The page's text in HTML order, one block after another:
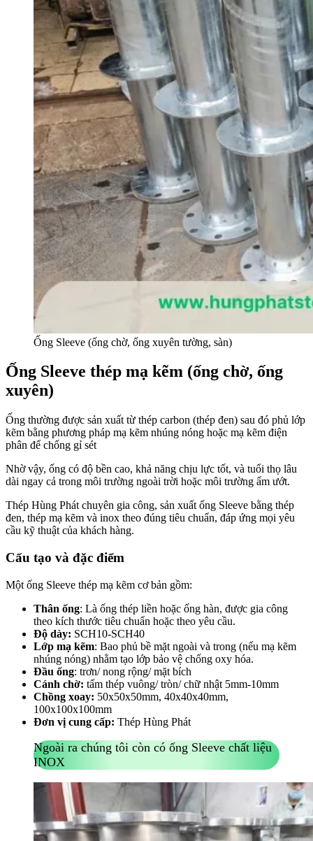
Ống Sleeve (ống chờ, ống xuyên tường, sàn)
Ống Sleeve thép mạ kẽm (ống chờ, ống
xuyên)
Ống thường được sản xuất từ thép carbon (thép đen) sau đó phủ lớp
kẽm bằng phương pháp mạ kẽm nhúng nóng hoặc mạ kẽm điện
phân để chống gỉ sét
Nhờ vậy, ống có độ bền cao, khả năng chịu lực tốt, và tuổi thọ lâu
dài ngay cả trong môi trường ngoài trời hoặc môi trường ẩm ướt.
Thép Hùng Phát chuyên gia công, sản xuất ống Sleeve bằng thép
đen, thép mạ kẽm và inox theo đúng tiêu chuẩn, đáp ứng mọi yêu
cầu kỹ thuật của khách hàng.
Cấu tạo và đặc điểm
Một ống Sleeve thép mạ kẽm cơ bản gồm:
Thân ống: Là ống thép liền hoặc ống hàn, được gia công
theo kích thước tiêu chuẩn hoặc theo yêu cầu.
Độ dày: SCH10-SCH40
Lớp mạ kẽm: Bao phủ bề mặt ngoài và trong (nếu mạ kẽm
nhúng nóng) nhằm tạo lớp bảo vệ chống oxy hóa.
Đầu ống: trơn/ nong rộng/ mặt bích
Cánh chờ: tấm thép vuông/ tròn/ chữ nhật 5mm-10mm
Chồng xoay: 50x50x50mm, 40x40x40mm,
100x100x100mm
Đơn vị cung cấp: Thép Hùng Phát
Ngoài ra chúng tôi còn có ống Sleeve chất liệu
INOX